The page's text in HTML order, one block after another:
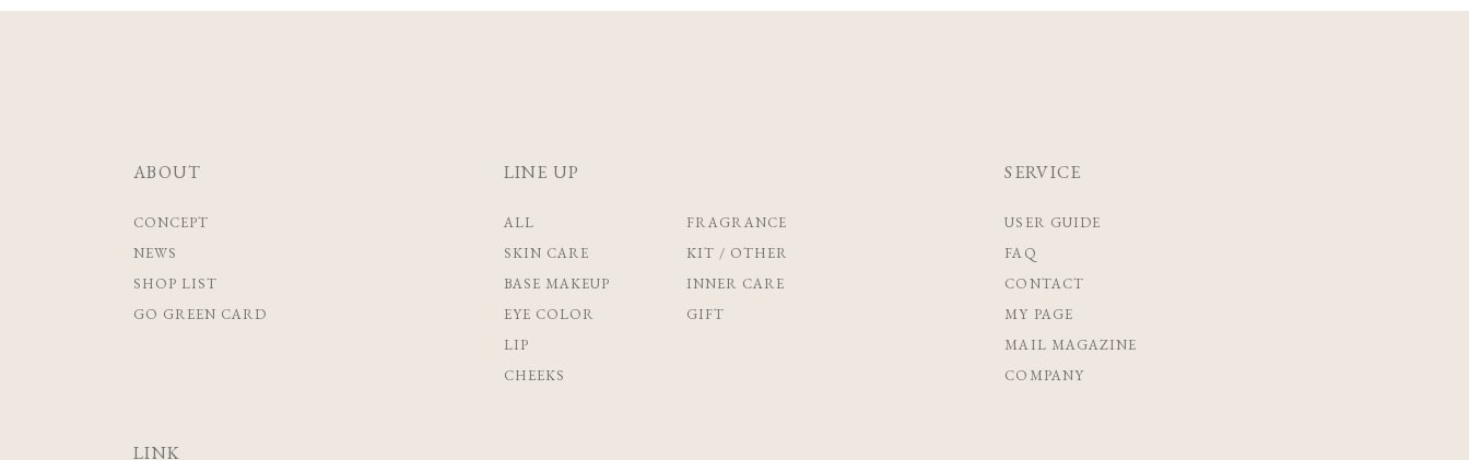
ABOUT
CONCEPT
NEWS
SHOP LIST
GO GREEN CARD
LINE UP
ALL
SKIN CARE
BASE MAKEUP
EYE COLOR
LIP
CHEEKS
FRAGRANCE
KIT / OTHER
INNER CARE
GIFT
SERVICE
USER GUIDE
FAQ
CONTACT
MY PAGE
MAIL MAGAZINE
COMPANY
LINK